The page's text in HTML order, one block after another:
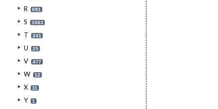
R 691
S 1063
T 241
U 25
V 477
W 12
X 11
Y 1